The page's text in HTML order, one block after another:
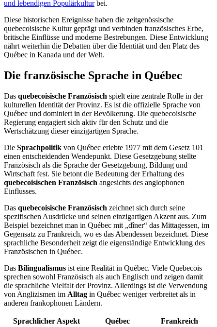
und lebendigen Populärkulturbei.
Diese historischen Ereignisse haben die zeitgenössische
quebecoisische Kultur geprägt und verbinden französisches Erbe,
britische Einflüsse und moderne Bestrebungen. Diese Entwicklung
nährt weiterhin die Debatten über die Identität und den Platz des
Québec in Kanada und der Welt.
Die französische Sprache in Québec
Das quebecoisische Französisch spielt eine zentrale Rolle in der
kulturellen Identität der Provinz. Es ist die offizielle Sprache von
Québec und dominiert in der Bevölkerung. Die quebecoisische
Regierung engagiert sich aktiv für den Schutz und die
Wertschätzung dieser einzigartigen Sprache.
Die Sprachpolitik von Québec erlebte 1977 mit dem Gesetz 101
einen entscheidenden Wendepunkt. Diese Gesetzgebung stellte
Französisch als die Sprache der Gesetzgebung, Bildung und
Wirtschaft fest. Sie betont die Bedeutung der Erhaltung des
quebecoisischen Französisch angesichts des anglophonen
Einflusses.
Das quebecoisische Französisch zeichnet sich durch seine
spezifischen Ausdrücke und seinen einzigartigen Akzent aus. Zum
Beispiel bezeichnet man in Québec mit „dîner“ das Mittagessen, im
Gegensatz zu Frankreich, wo es das Abendessen bezeichnet. Diese
sprachliche Besonderheit zeigt die eigenständige Entwicklung des
Französischen in Québec.
Das Bilingualismus ist eine Realität in Québec. Viele Quebecois
sprechen sowohl Französisch als auch Englisch und zeigen damit
die sprachliche Vielfalt der Provinz. Allerdings ist die Verwendung
von Anglizismen im Alltag in Québec weniger verbreitet als in
anderen frankophonen Ländern.
Sprachlicher Aspekt Québec
Frankreich